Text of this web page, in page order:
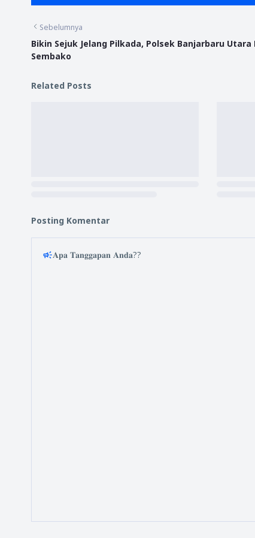
Sebelumnya
Bikin Sejuk Jelang Pilkada, Polsek Banjarbaru Utara
Sembako
Related Posts
Posting Komentar
𝐀𝐩𝐚 𝐓𝐚𝐧𝐠𝐠𝐚𝐩𝐚𝐧 𝐀𝐧𝐝𝐚??